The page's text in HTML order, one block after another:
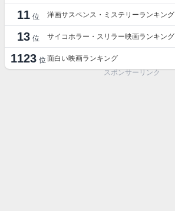
11 位 洋画サスペンス・ミステリーランキング
13 位 サイコホラー・スリラー映画ランキング
1123 位 面白い映画ランキング
スポンサーリンク